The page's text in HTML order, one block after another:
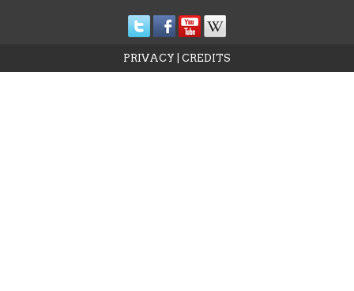
PRIVACY CREDITS